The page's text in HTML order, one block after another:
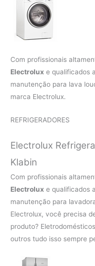
Com profissionais
Electrolux e qualificados
manutenção para lava
marca Electrolux.
REFRIGERADORES
Electrolux
Klabin
Com profissionais
Electrolux e qualificados
manutenção para
Electrolux, você precisa
produto?
outros tudo isso sempre